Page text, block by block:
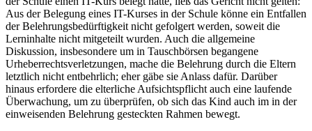
Aus der Belegung eines IT-Kurses in der Schule könne ein Entfallen
der Belehrungsbedürftigkeit nicht gefolgert werden, soweit die
Lerninhalte nicht mitgeteilt wurden. Auch die allgemeine
Diskussion, insbesondere um in Tauschbörsen begangene
Urheberrechtsverletzungen, mache die Belehrung durch die Eltern
letztlich nicht entbehrlich; eher gäbe sie Anlass dafür. Darüber
hinaus erfordere die elterliche Aufsichtspflicht auch eine laufende
Überwachung, um zu überprüfen, ob sich das Kind auch im in der
einweisenden Belehrung gesteckten Rahmen bewegt.